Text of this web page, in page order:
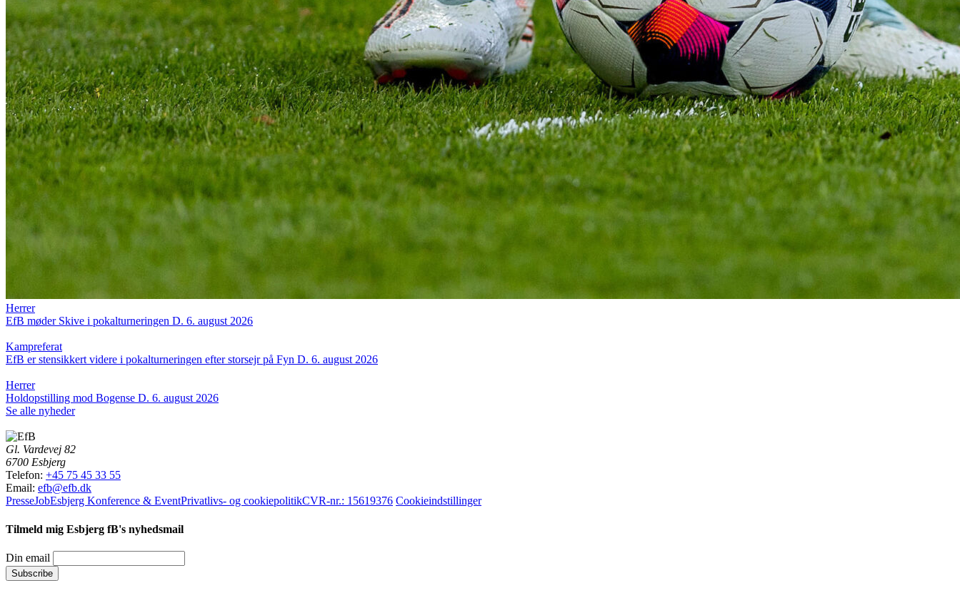
Herrer
EfB møder Skive i pokalturneringen D. 6. august 2026
Kampreferat
EfB er stensikkert videre i pokalturneringen efter storsejr på Fyn D. 6. august 2026
Herrer
Holdopstilling mod Bogense D. 6. august 2026
Se alle nyheder
Gl. Vardevej 82
6700 Esbjerg
Telefon: +45 75 45 33 55
Email: efb@efb.dk
PresseJobEsbjerg Konference & EventPrivatlivs- og cookiepolitikCVR-nr.: 15619376 Cookieindstillinger
Tilmeld mig Esbjerg fB's nyhedsmail
Din email